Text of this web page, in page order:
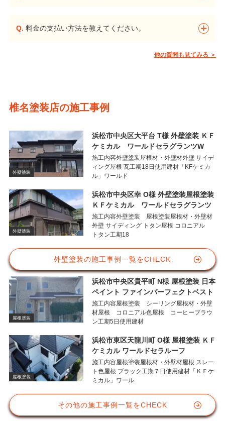
Q. 料金の支払い方法を教えてください。
他の質問も見てみる ＞
椎名塗装店の施工事例
外壁塗装
浜松市中央区大平台 T様 外壁塗装 ＫＦ
ケミカル ワールドセラグランツW
施工内容外壁塗装屋根材・外壁材外壁 サイデ
ィング屋根 瓦工期18日使用建材「KFケミカ
ル」ワールド
外壁塗装
浜松市中央区幸 O様 外壁塗装屋根塗装
ＫＦケミカル ワールドセラグランツ
施工内容外壁塗装 屋根塗装屋根材・外壁材
外壁 サイディング トタン屋根 コロニアル
トタン工期18
外壁塗装の施工事例一覧をCHECK
屋根塗装
浜松市中央区貴平町 N様 屋根塗装 日本
ペイント ファインパーフェクトベスト
施工内容屋根塗装 シーリング屋根材・外壁
材屋根 コロニアル色屋根 コーヒーブラウ
ン工期5日使用建材
屋根塗装
浜松市東区天龍川町 O様 屋根塗装 ＫＦ
ケミカル ワールドセラルーフ
施工内容屋根塗装屋根材・外壁材屋根 スレー
ト色屋根 ブラック工期７日使用建材「ＫＦケ
ミカル」ワール
その他の施工事例一覧をCHECK